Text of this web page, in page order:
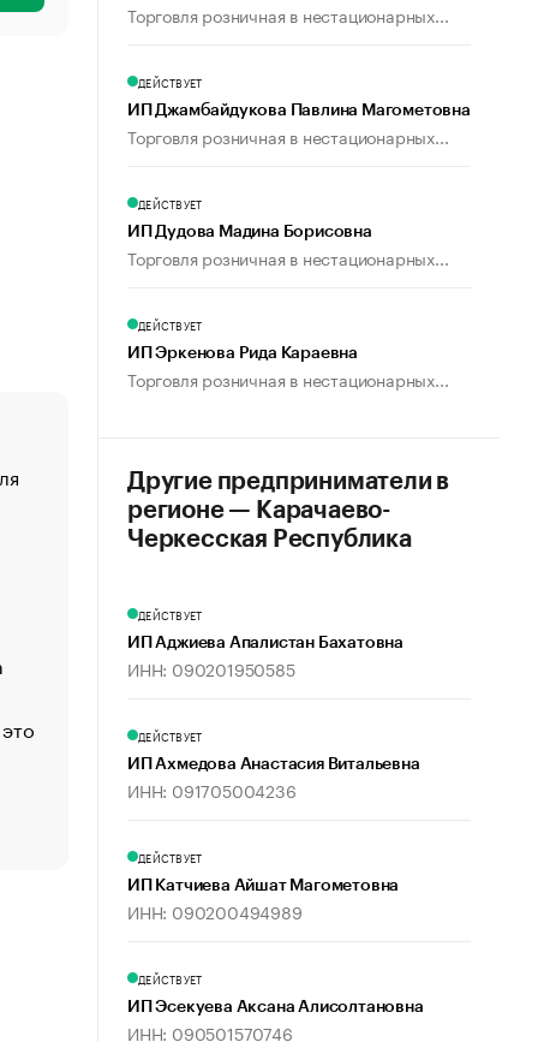
«От спорта тело стареет иначе». Как живет глава
создавшей GTA
«Деньги будут не нужны»: что рассказал Маск в
Функции менеджмента: пять ключевых основ
управления
ЕС разрешил конфискацию российской нефти —
Стресс обеспеченных людей: почему рост доходов
Что обвинения против Павла Дурова значат для
Торговля розничная в нестационарных...
ДЕЙСТВУЕТ
ИП Джамбайдукова Павлина Магометовна
Торговля розничная в нестационарных...
ДЕЙСТВУЕТ
ИП Дудова Мадина Борисовна
Торговля розничная в нестационарных...
ДЕЙСТВУЕТ
ИП Эркенова Рида Караевна
Торговля розничная в нестационарных...
Другие предприниматели в
регионе — Карачаево-
Черкесская Республика
ДЕЙСТВУЕТ
ИП Аджиева Апалистан Бахатовна
ИНН: 090201950585
ДЕЙСТВУЕТ
ИП Ахмедова Анастасия Витальевна
ИНН: 091705004236
ДЕЙСТВУЕТ
ИП Катчиева Айшат Магометовна
ИНН: 090200494989
ДЕЙСТВУЕТ
ИП Эсекуева Аксана Алисолтановна
ИНН: 090501570746